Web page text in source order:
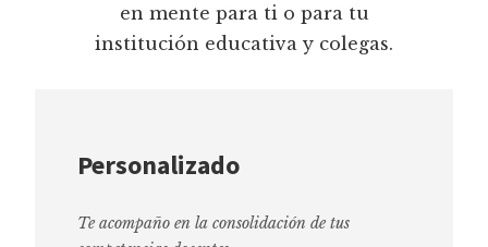
en mente para ti o para tu
institución educativa y colegas.
Personalizado
Te acompaño en la consolidación de tus